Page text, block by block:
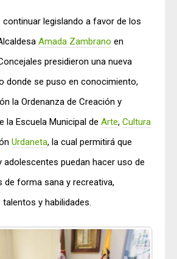
continuar legislando a favor de los
Amada Zambrano en
presidieron una nueva
donde se puso en conocimiento,
la Ordenanza de Creación y
la Escuela Municipal de Arte, Cultura
Urdaneta, la cual permitirá que
adolescentes puedan hacer uso de
de forma sana y recreativa,
y habilidades.